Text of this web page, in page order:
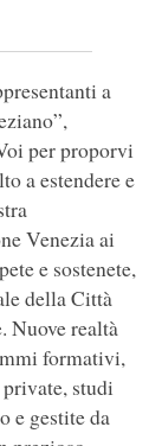
a
per proporvi
a estendere e
Venezia ai
e sostenete,
della Città
Nuove realtà
formativi,
studi
e gestite da